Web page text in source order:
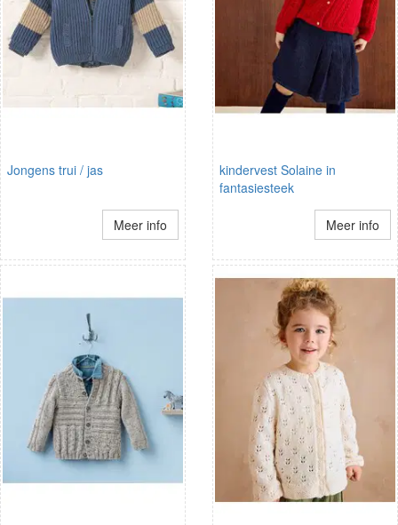
Jongens trui / jas
Meer info
kindervest Solaine in
fantasiesteek
Meer info